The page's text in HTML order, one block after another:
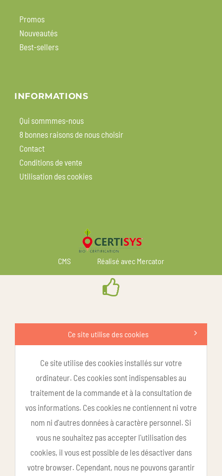
Promos
Nouveautés
Best-sellers
INFORMATIONS
Qui sommmes-nous
8 bonnes raisons de nous choisir
Contact
Conditions de vente
Utilisation des cookies
CMS Réalisé avec Mercator
Ce site utilise des cookies
Ce site utilise des cookies installés sur votre
ordinateur. Ces cookies sont indispensables au
traitement de la commande et à la consultation de
vos informations. Ces cookies ne contiennent ni votre
nom ni d'autres données à caractère personnel. Si
vous ne souhaitez pas accepter l'utilisation des
cookies, il vous est possible de les désactiver dans
votre browser. Cependant, nous ne pouvons garantir